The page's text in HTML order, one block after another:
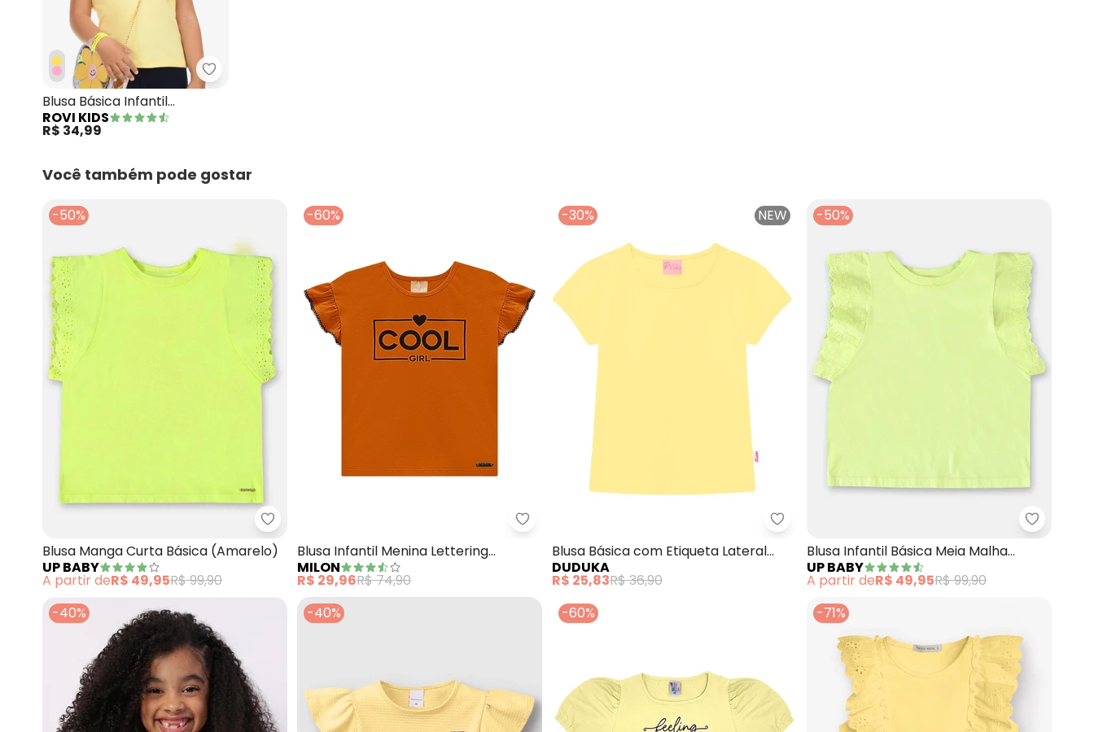
Rovi Kids - Blusa Básica Infantil Feminina Amarelo
Blusa Básica Infantil
Feminina Amarelo
ROVI KIDS
R$ 34,99
Você também pode gostar
-50%
Up Baby - Blusa Manga Curta Básica (Amarelo)
Blusa Manga Curta Básica (Amarelo)
UP BABY
A partir deR$ 49,95R$ 99,90
-60%
Milon - Blusa Infantil Menina Lettering (Marrom)
Blusa Infantil Menina Lettering
(Marrom)
MILON
R$ 29,96R$ 74,90
-30% NEW
Duduka - Blusa Básica com Etiqueta Lateral
Blusa Básica com Etiqueta Lateral
(Amarelo)
DUDUKA
R$ 25,83R$ 36,90
-50%
Up Baby
Blusa Infantil Básica Meia Malha
(Amarelo)
UP BABY
A partir deR$ 49,95R$ 99,90
-40%
-40% -60% -71%